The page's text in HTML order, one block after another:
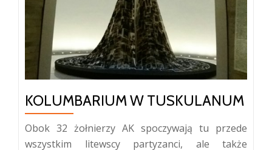
KOLUMBARIUM W TUSKULANUM
Obok 32 żołnierzy AK spoczywają tu przede
wszystkim litewscy partyzanci, ale także